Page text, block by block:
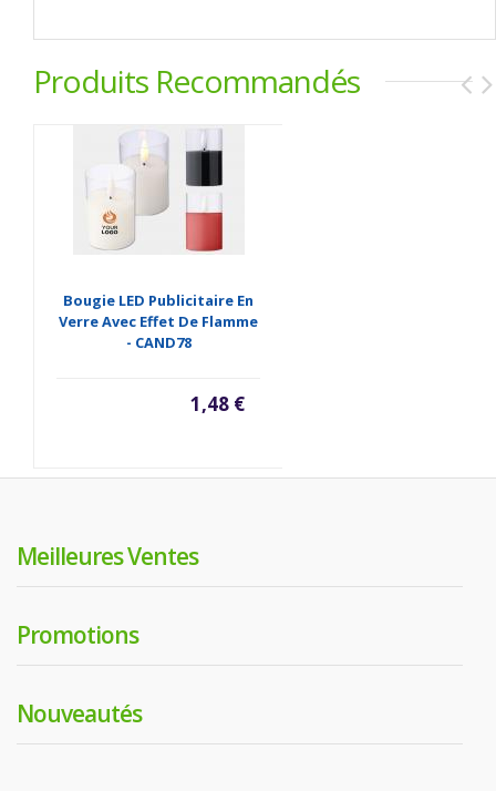
Produits Recommandés
Bougie LED Publicitaire En
Verre Avec Effet De Flamme
- CAND78
1,48 €
Meilleures Ventes
Promotions
Nouveautés